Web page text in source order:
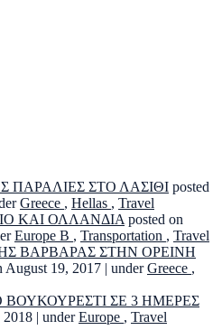
ΠΑΡΑΛΙΕΣ ΣΤΟ ΛΑΣΙΘΙ posted
Greece , Hellas , Travel
ΚΑΙ ΟΛΛΑΝΔΙΑ posted on
Europe B , Transportation , Travel
ΒΑΡΒΑΡΑΣ ΣΤΗΝ ΟΡΕΙΝΗ
August 19, 2017 | underGreece ,
ΣΕ 3 ΗΜΕΡΕΣ
2018 | underEurope , Travel